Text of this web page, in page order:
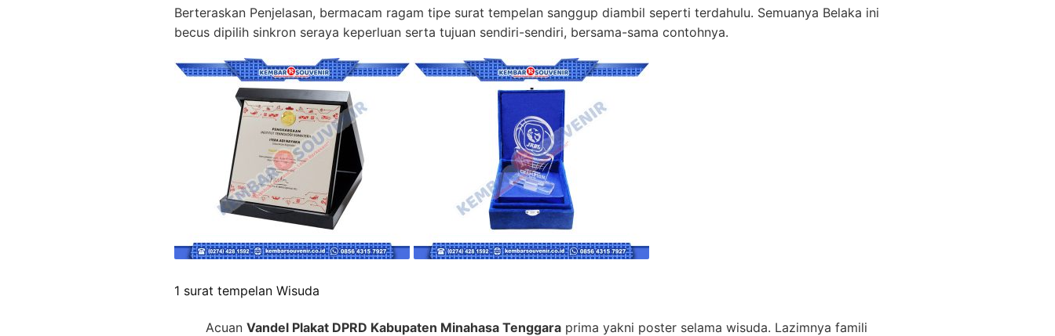
Berteraskan Penjelasan, bermacam ragam tipe surat tempelan sanggup diambil seperti terdahulu. Semuanya Belaka ini
becus dipilih sinkron seraya keperluan serta tujuan sendiri-sendiri, bersama-sama contohnya.
1 surat tempelan Wisuda
Acuan Vandel Plakat DPRD Kabupaten Minahasa Tenggara prima yakni poster selama wisuda. Lazimnya famili